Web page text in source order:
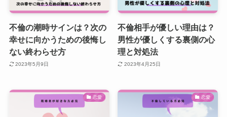
不倫の潮時サインは？次の
幸せに向かうための後悔し
ない終わらせ方
2023年5月9日
不倫相手が優しい理由は？
男性が優しくする裏側の心
理と対処法
2023年4月25日
恋愛 恋愛